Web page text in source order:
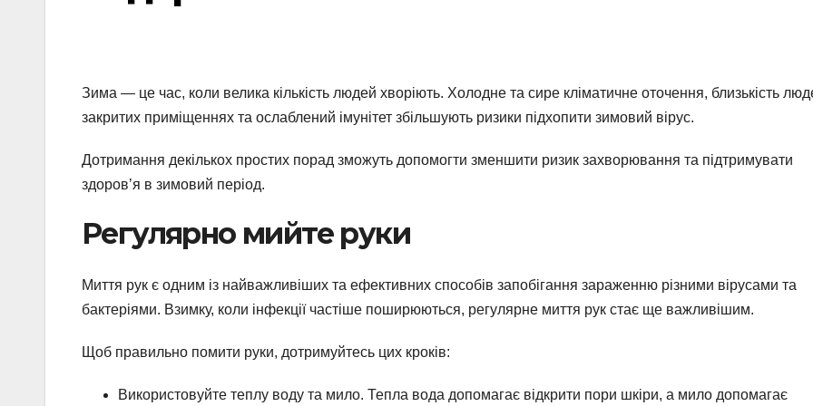
Зима — це час, коли велика кількість людей хворіють. Холодне та сире кліматичне оточення, близькість
закритих приміщеннях та ослаблений імунітет збільшують ризики підхопити зимовий вірус.
Дотримання декількох простих порад зможуть допомогти зменшити ризик захворювання та підтримувати
здоровʼя в зимовий період.
Регулярно мийте руки
Миття рук є одним із найважливіших та ефективних способів запобігання зараженню різними вірусами та
бактеріями. Взимку, коли інфекції частіше поширюються, регулярне миття рук стає ще важливішим.
Щоб правильно помити руки, дотримуйтесь цих кроків:
Використовуйте теплу воду та мило. Тепла вода допомагає відкрити пори шкіри, а мило допомагає